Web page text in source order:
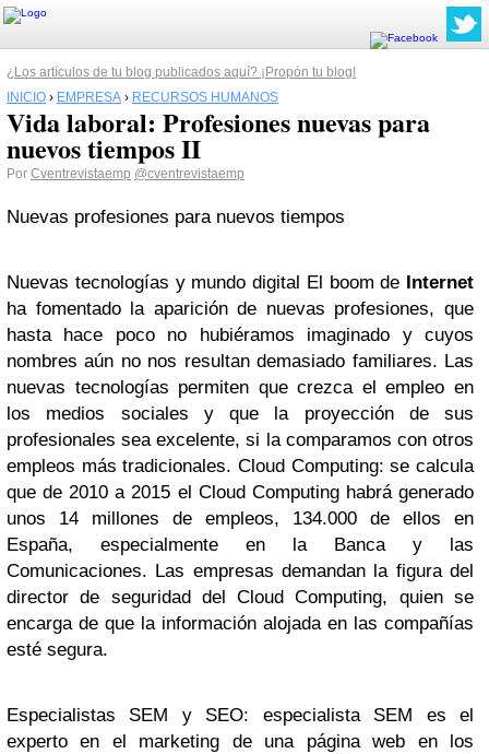
¿Los artículos de tu blog publicados aquí? ¡Propón tu blog!
INICIO › EMPRESA › RECURSOS HUMANOS
Vida laboral: Profesiones nuevas para
nuevos tiempos II
Por Cventrevistaemp @cventrevistaemp
Nuevas profesiones para nuevos tiempos
Nuevas tecnologías y mundo digital El boom de Internet
ha fomentado la aparición de nuevas profesiones, que
hasta hace poco no hubiéramos imaginado y cuyos
nombres aún no nos resultan demasiado familiares. Las
nuevas tecnologías permiten que crezca el empleo en
los medios sociales y que la proyección de sus
profesionales sea excelente, si la comparamos con otros
empleos más tradicionales. Cloud Computing: se calcula
que de 2010 a 2015 el Cloud Computing habrá generado
unos 14 millones de empleos, 134.000 de ellos en
España, especialmente en la Banca y las
Comunicaciones. Las empresas demandan la figura del
director de seguridad del Cloud Computing, quien se
encarga de que la información alojada en las compañías
esté segura.
Especialistas SEM y SEO: especialista SEM es el
experto en el marketing de una página web en los